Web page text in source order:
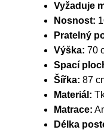
Vyžaduje
Nosnost:
Pratelný
Výška: 70
Spací
Šířka: 87
Materiál:
Matrace:
Délka